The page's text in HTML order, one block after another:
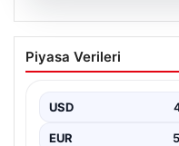
Altın fiyatları
fiyatları ne
fiyatları
Piyasa Verileri
USD
EUR